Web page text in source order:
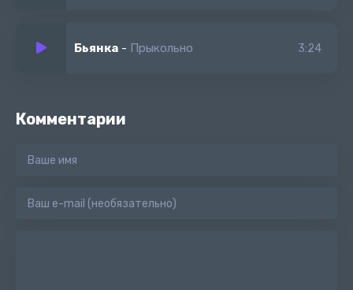
Бьянка - Прыкольно 3:24
Комментарии